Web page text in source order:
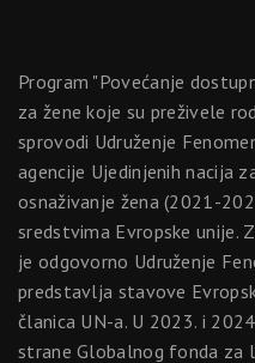
Program "Povećanje
za žene koje su preživele
sprovodi Udruženje
agencije Ujedinjenih nacija
osnaživanje žena (2021-
sredstvima Evropske unije.
je odgovorno Udruženje
predstavlja stavove
članica UN-a. U 2023. i
strane Globalnog fonda za